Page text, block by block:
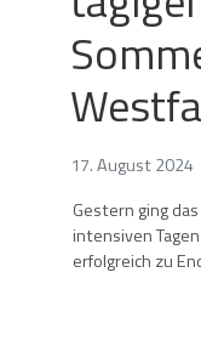
17. August 2024
Gestern ging
intensiven
erfolgreich zu